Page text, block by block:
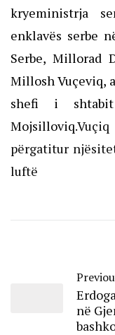
kryeministrja
enklavës serbe
Serbe, Millorad
Millosh Vuçeviq,
shefi i
Mojsilloviq.
përgatitur
luftë
në